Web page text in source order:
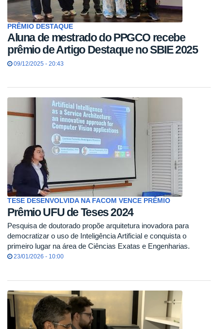
PRÊMIO DESTAQUE
Aluna de mestrado do PPGCO recebe
prêmio de Artigo Destaque no SBIE 2025
09/12/2025 - 20:43
TESE DESENVOLVIDA NA FACOM VENCE PRÊMIO
Prêmio UFU de Teses 2024
Pesquisa de doutorado propõe arquitetura inovadora para
democratizar o uso de Inteligência Artificial e conquista o
primeiro lugar na área de Ciências Exatas e Engenharias.
23/01/2026 - 10:00